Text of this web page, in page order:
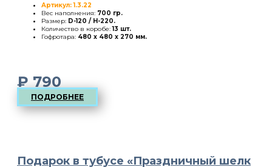
Артикул: 1.3.22
Вес наполнения: 700 гр.
Размер: D-120 / H-220.
Количество в коробе:13 шт.
Гофротара: 480 х 480 х 270 мм.
₽790
ПОДРОБНЕЕ
Подарок в тубусе «Праздничный шелк